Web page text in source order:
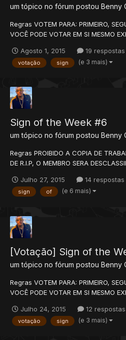
um tópico no fórum postou Benny
Regras VOTEM PARA: PRIMEIRO,
VOCÊ PODE VOTAR EM SI MESMO
Bruno Minervinos [HAUHAUHA]
Agosto 1, 2015 19 respostas
votação sign (e 3 mais)
Sign of the Week #6
um tópico no fórum postou Benny
Regras PROIBIDO A COPIA DE
DE R.I.P, O MEMBRO SERA
EVENTO O POST SÓ PODERÁ SER
MINUTOS DA POSTAGEM! PROIBIDO,
Julho 27, 2015 14 respostas
sign of (e 6 mais)
[Votação] Sign of the
um tópico no fórum postou Benny
Regras VOTEM PARA: PRIMEIRO,
VOCÊ PODE VOTAR EM SI MESMO
Premiação Primeiro colocado: 4 REP+
Julho 24, 2015 12 respostas
votação sign (e 3 mais)